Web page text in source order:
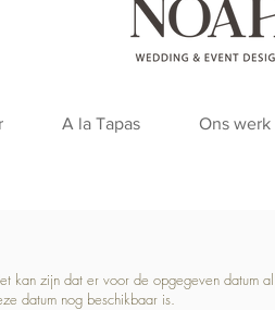
A la Tapas Ons werk
kan zijn dat er voor de opgegeven datum
datum nog beschikbaar is.